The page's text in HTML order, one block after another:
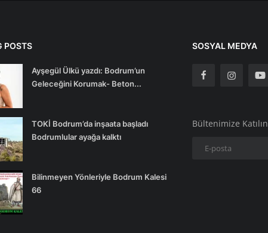
POSTS
Ayşegül Ülkü yazdı: Bodrum’un
Geleceğini Korumak- Beton...
TOKİ Bodrum’da inşaata başladı
Bodrumlular ayağa kalktı
Bilinmeyen Yönleriyle Bodrum Kalesi
66
SOSYAL MEDYA
Bültenimize Katılın